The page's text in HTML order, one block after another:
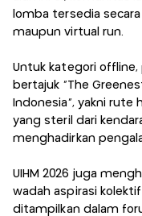
lomba tersedia
maupun virtual run.
Untuk kategori offline,
bertajuk “The
Indonesia”, yakni rute
yang steril dari
menghadirkan
UIHM 2026 juga
wadah aspirasi
ditampilkan dalam